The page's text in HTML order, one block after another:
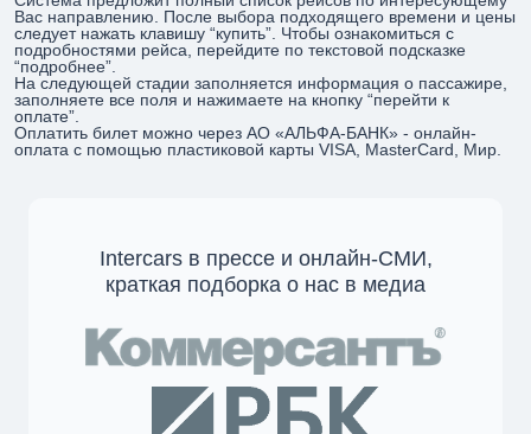
Вас направлению. После выбора подходящего времени и цены
следует нажать клавишу “купить”. Чтобы ознакомиться с
подробностями рейса, перейдите по текстовой подсказке
“подробнее”.
На следующей стадии заполняется информация о пассажире,
заполняете все поля и нажимаете на кнопку “перейти к
оплате”.
Оплатить билет можно через АО «АЛЬФА-БАНК» - онлайн-
оплата с помощью пластиковой карты VISA, MasterCard, Мир.
Intercars в прессе и онлайн-СМИ,
краткая подборка о нас в медиа